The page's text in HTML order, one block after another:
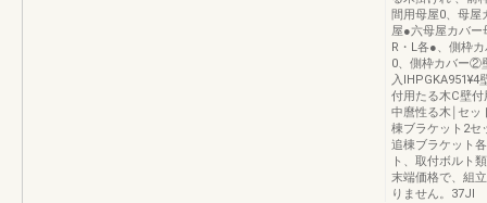
間用母屋0、母屋
屋●六母屋カバー
R・L各●、側枠
0、側枠カバー②
入IHPGKA951¥4
付用たる木C壁
中麿性る木￨セッ
棟ブラケット2セ
追棟ブラケット
ト、取付ボルト
末端価格で、組
りません。37JI